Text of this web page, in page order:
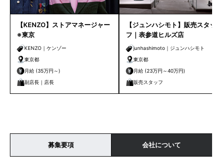
【KENZO】ストアマネージャー
※東京
KENZO｜ケンゾー
東京都
月給 (35万円～)
副店長｜店長
【ジュンハシモト】販売スタッ
フ｜表参道ヒルズ店
junhashimoto｜ジュンハシモト
東京都
月給 (23万円～40万円)
販売スタッフ
募集要項 会社について